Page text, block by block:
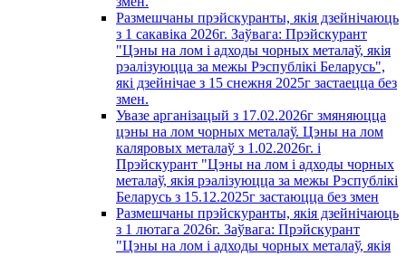
Размешчаны прэйскуранты, якія дзейнічаюць
з 1 сакавiка 2026г. Заўвага: Прэйскурант
"Цэны на лом і адходы чорных металаў, якія
рэалізуюцца за межы Рэспублікі Беларусь",
які дзейнічае з 15 снежня 2025г застаецца без
змен.
Увазе арганізацый з 17.02.2026г змяняюцца
цэны на лом чорных металаў. Цэны на лом
каляровых металаў з 1.02.2026г. i
Прэйскурант "Цэны на лом і адходы чорных
металаў, якія рэалізуюцца за межы Рэспублікі
Беларусь з 15.12.2025г застаюцца без змен
Размешчаны прэйскуранты, якія дзейнічаюць
з 1 лютага 2026г. Заўвага: Прэйскурант
"Цэны на лом і адходы чорных металаў, якія